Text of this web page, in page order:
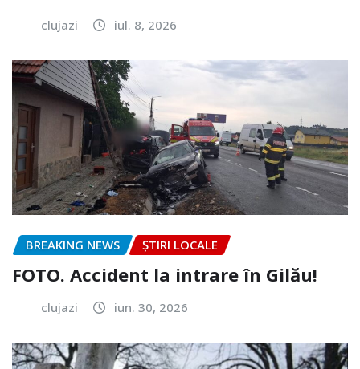
clujazi iul. 8, 2026
BREAKING NEWS ȘTIRI LOCALE
FOTO. Accident la intrare în Gilău!
clujazi iun. 30, 2026